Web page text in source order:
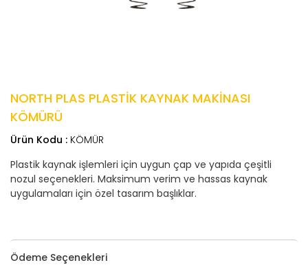
NORTH PLAS PLASTİK KAYNAK MAKİNASI
KÖMÜRÜ
Ürün Kodu : KÖMÜR
Plastik kaynak işlemleri için uygun çap ve yapıda çeşitli
nozul seçenekleri. Maksimum verim ve hassas kaynak
uygulamaları için özel tasarım başlıklar.
Ödeme Seçenekleri